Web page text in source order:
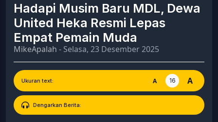
Hadapi Musim Baru MDL, Dewa
United Heka Resmi Lepas
Empat Pemain Muda
MikeApalah - Selasa, 23 Desember 2025
Ukuran text: A 16 A
Dengarkan Berita: